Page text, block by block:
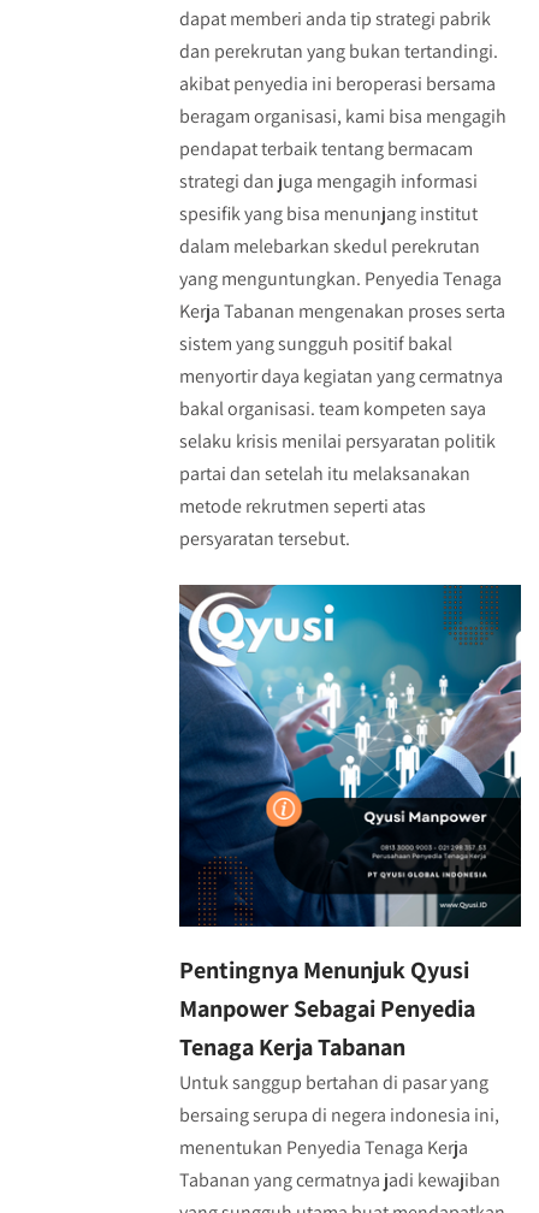
dapat memberi anda tip strategi pabrik
dan perekrutan yang bukan tertandingi.
akibat penyedia ini beroperasi bersama
beragam organisasi, kami bisa mengagih
pendapat terbaik tentang bermacam
strategi dan juga mengagih informasi
spesifik yang bisa menunjang institut
dalam melebarkan skedul perekrutan
yang menguntungkan. Penyedia Tenaga
Kerja Tabanan mengenakan proses serta
sistem yang sungguh positif bakal
menyortir daya kegiatan yang cermatnya
bakal organisasi. team kompeten saya
selaku krisis menilai persyaratan politik
partai dan setelah itu melaksanakan
metode rekrutmen seperti atas
persyaratan tersebut.
Pentingnya Menunjuk Qyusi
Manpower Sebagai Penyedia
Tenaga Kerja Tabanan
Untuk sanggup bertahan di pasar yang
bersaing serupa di negera indonesia ini,
menentukan Penyedia Tenaga Kerja
Tabanan yang cermatnya jadi kewajiban